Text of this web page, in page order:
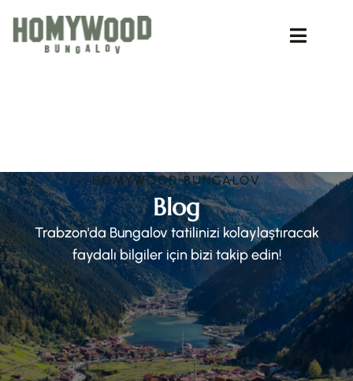
HOMYWOOD BUNGALOV
Blog
Trabzon'da Bungalov tatilinizi kolaylaştıracak
faydalı bilgiler için bizi takip edin!